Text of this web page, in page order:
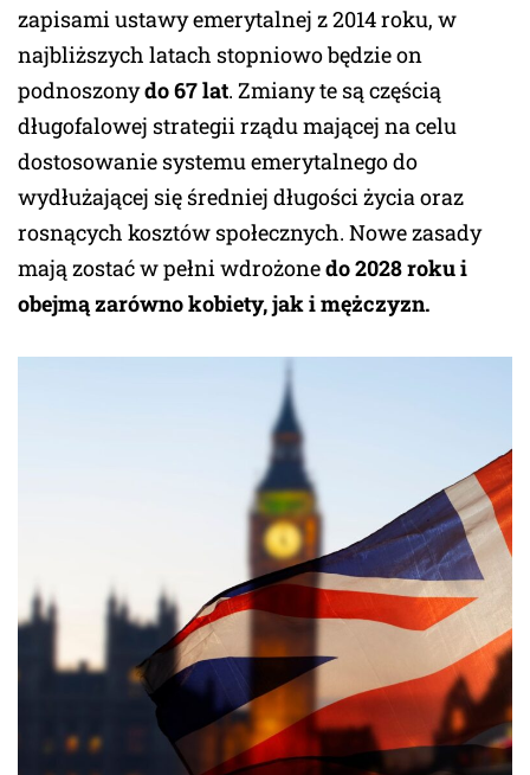
zapisami ustawy emerytalnej z 2014 roku, w
najbliższych latach stopniowo będzie on
podnoszonydo 67 lat. Zmiany te są częścią
długofalowej strategii rządu mającej na celu
dostosowanie systemu emerytalnego do
wydłużającej się średniej długości życia oraz
rosnących kosztów społecznych. Nowe zasady
mają zostać w pełni wdrożonedo 2028 roku i
obejmą zarówno kobiety, jak i mężczyzn.